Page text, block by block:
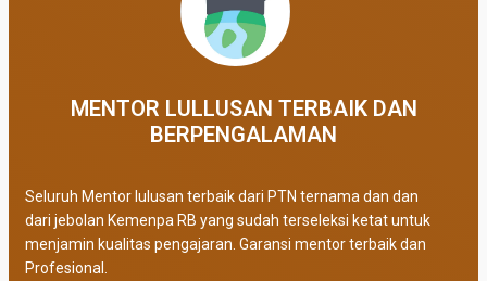
MENTOR LULLUSAN TERBAIK DAN
BERPENGALAMAN
Seluruh Mentor lulusan terbaik dari PTN ternama dan dan
dari jebolan Kemenpa RB yang sudah terseleksi ketat untuk
menjamin kualitas pengajaran. Garansi mentor terbaik dan
Profesional.